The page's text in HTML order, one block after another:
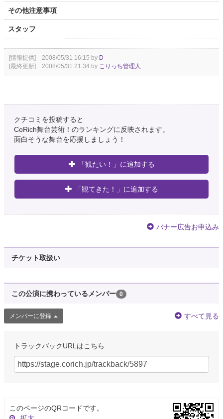
その他注意事項
スタッフ
[情報提供] 2008/05/31 16:15 by D
[最終更新] 2008/05/31 21:34 by こりっち管理人
クチコミを投稿すると
CoRich舞台芸術！のランキングに反映されます。
面白そうな舞台を応援しましょう！
「観たい！」に追加する
「観てきた！」に追加する
バナー広告お申込み
チケット取扱い
この公演に携わっているメンバー 0
メンバーに登録 すべて見る
トラックバックURLはこちら
このページのQRコードです。